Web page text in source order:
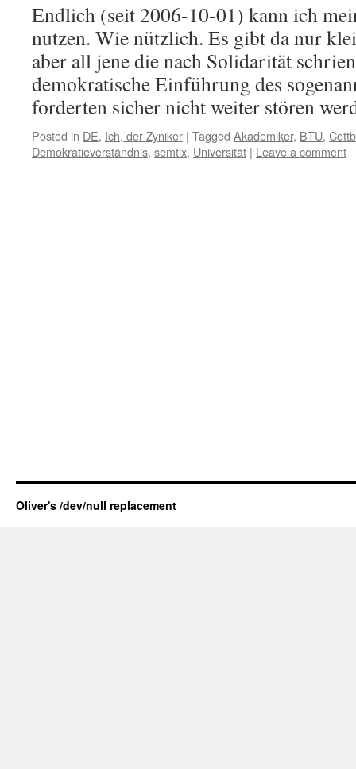
Endlich (seit 2006-10-01) kann ich
nutzen. Wie nützlich. Es gibt da nur
aber all jene die nach Solidarität
demokratische Einführung des
forderten sicher nicht weiter stören
Posted in DE, Ich, der Zyniker | Tagged Akademiker, BTU,
Demokratieverständnis, semtix, Universität | Leave a comment
Oliver's /dev/null replacement